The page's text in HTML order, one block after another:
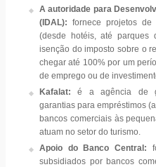
A autoridade para
(IDAL): fornece projetos de
(desde hotéis, até parques
isenção do imposto sobre o
chegar até 100% por um
de emprego ou de
Kafalat: é a agência de
garantias para empréstimos
bancos comerciais às
atuam no setor do turismo.
Apoio do Banco Central:
subsidiados por bancos